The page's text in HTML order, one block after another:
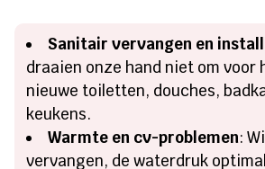
Sanitair vervangen en
draaien onze hand niet om voor
nieuwe toiletten, douches,
keukens.
Warmte en cv-problemen:
vervangen, de waterdruk